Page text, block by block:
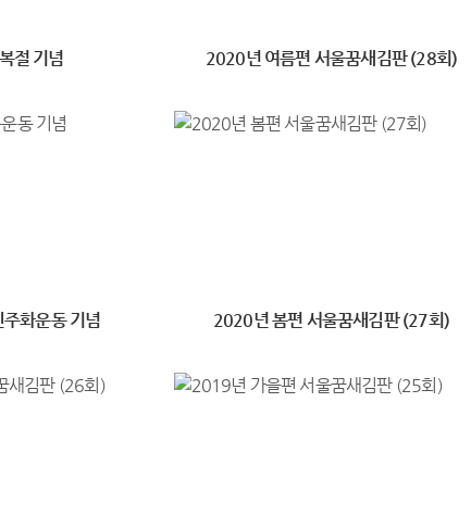
절 기념 2020년 여름편 서울꿈새김판 (28회)
화운동 기념 2020년 봄편 서울꿈새김판 (27회)